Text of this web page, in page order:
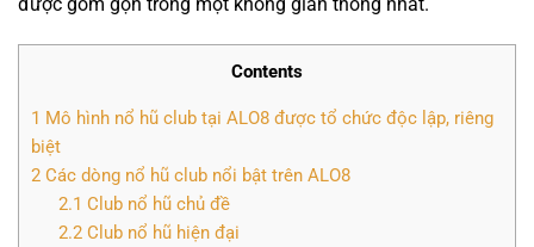
được gom gọn trong một không gian thống nhất.
Contents
1 Mô hình nổ hũ club tại ALO8 được tổ chức độc lập, riêng
biệt
2 Các dòng nổ hũ club nổi bật trên ALO8
2.1 Club nổ hũ chủ đề
2.2Club nổ hũ hiện đại